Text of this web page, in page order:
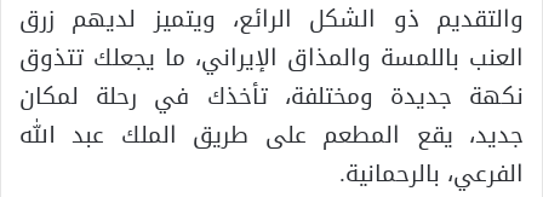
والتقديم ذو الشكل الرائع، ويتميز لديهم زرق
العنب باللمسة والمذاق الإيراني، ما يجعلك تتذوق
نكهة جديدة ومختلفة، تأخذك في رحلة لمكان
جديد، يقع المطعم على طريق الملك عبد الله
الفرعي، بالرحمانية.